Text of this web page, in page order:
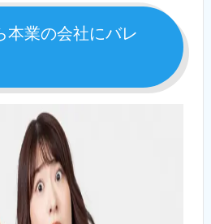
本業の会社にバレ